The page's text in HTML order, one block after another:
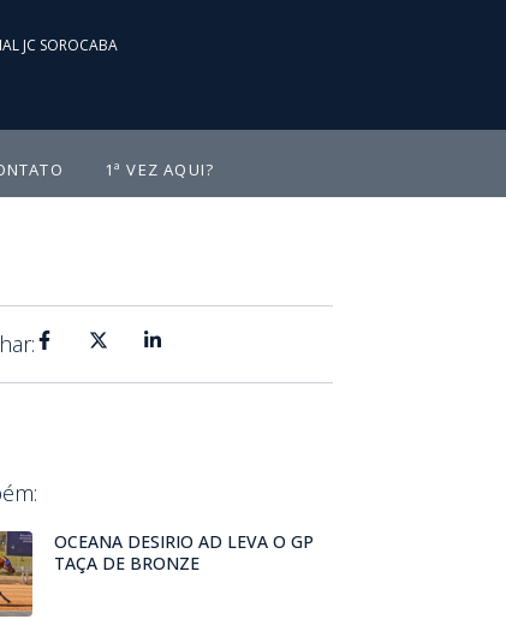
JC SOROCABA
1ª VEZ AQUI?
OCEANA DESIRIO AD LEVA O GP
TAÇA DE BRONZE